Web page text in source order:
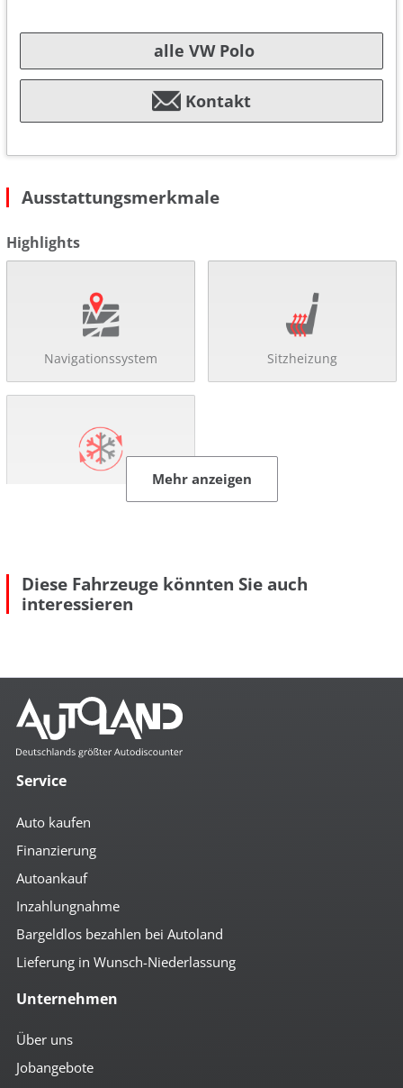
alle VW Polo
Kontakt
Ausstattungsmerkmale
Highlights
Navigationssystem Sitzheizung
2- Zonen Klimaautomatik
4x el. Fensterheber
Ablagenpaket
Bordcomputer
Colorverglasung
el. Spiegel
geteilte Rücksitzbank
Getränkehalter
höhenverst. Beifahrersitz
höhenverst. Fahrersitz
Komfortschließung mit FB
Multifunktionslenkrad
Notbremsassistent
Servolenkung
Sitzheizung vorn
umklappbare Rücksitzbank
Zentralverriegelung m. FB
Multimedia
Bluetoothfunktion
Musikstreaming integriert
Radio
Mehr anzeigen
Diese Fahrzeuge könnten Sie auch
interessieren
Service
Auto kaufen
Finanzierung
Autoankauf
Inzahlungnahme
Bargeldlos bezahlen bei Autoland
Lieferung in Wunsch-Niederlassung
Unternehmen
Über uns
Jobangebote